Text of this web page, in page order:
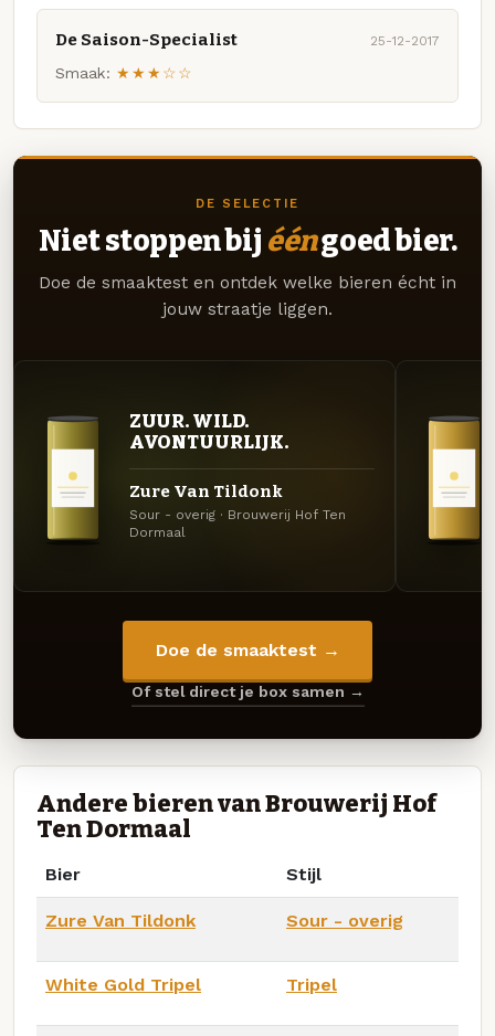
De Saison-Specialist 25-12-2017
Smaak: ★★★☆☆
DE SELECTIE
Niet stoppen bij ééngoed bier.
Doe de smaaktest en ontdek welke bieren écht in
jouw straatje liggen.
ZUUR. WILD.
AVONTUURLIJK.
Zure Van Tildonk
Sour - overig · Brouwerij Hof Ten
Dormaal
Doe de smaaktest →
Of stel direct je box samen →
Andere bieren van Brouwerij Hof
Ten Dormaal
Bier Stijl
Zure Van Tildonk Sour - overig
White Gold Tripel Tripel